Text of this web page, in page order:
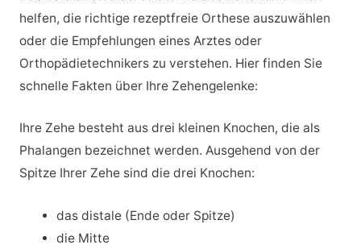
helfen, die richtige rezeptfreie Orthese auszuwählen
oder die Empfehlungen eines Arztes oder
Orthopädietechnikers zu verstehen. Hier finden Sie
schnelle Fakten über Ihre Zehengelenke:
Ihre Zehe besteht aus drei kleinen Knochen, die als
Phalangen bezeichnet werden. Ausgehend von der
Spitze Ihrer Zehe sind die drei Knochen:
das distale (Ende oder Spitze)
die Mitte